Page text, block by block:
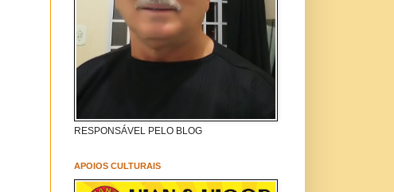
RESPONSÁVEL PELO BLOG
APOIOS CULTURAIS